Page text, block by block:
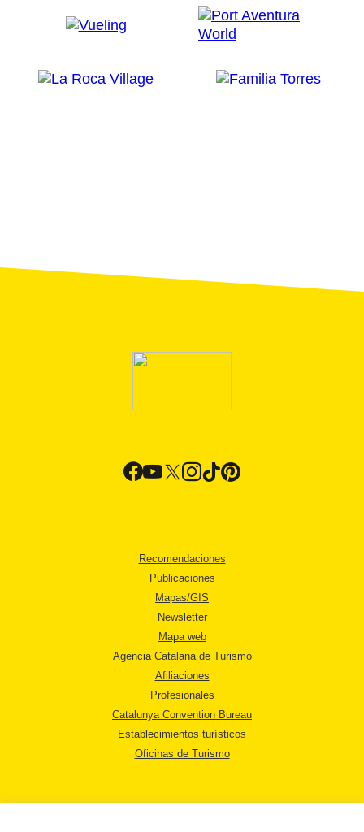
Recomendaciones
Publicaciones
Mapas/GIS
Newsletter
Mapa web
Agencia Catalana de Turismo
Afiliaciones
Profesionales
Catalunya Convention Bureau
Establecimientos turísticos
Oficinas de Turismo